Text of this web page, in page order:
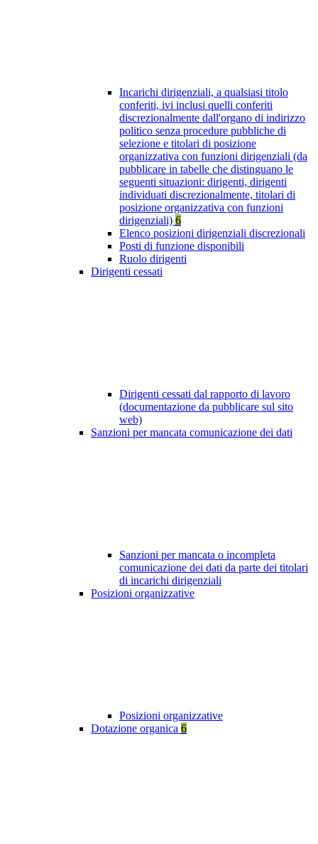
Incarichi dirigenziali, a qualsiasi titolo
conferiti, ivi inclusi quelli conferiti
discrezionalmente dall'organo di indirizzo
politico senza procedure pubbliche di
selezione e titolari di posizione
organizzativa con funzioni dirigenziali (da
pubblicare in tabelle che distinguano le
seguenti situazioni: dirigenti, dirigenti
individuati discrezionalmente, titolari di
posizione organizzativa con funzioni
dirigenziali) 6
Elenco posizioni dirigenziali discrezionali
Posti di funzione disponibili
Ruolo dirigenti
Dirigenti cessati
Dirigenti cessati dal rapporto di lavoro
(documentazione da pubblicare sul sito
web)
Sanzioni per mancata comunicazione dei dati
Sanzioni per mancata o incompleta
comunicazione dei dati da parte dei titolari
di incarichi dirigenziali
Posizioni organizzative
Posizioni organizzative
Dotazione organica 6